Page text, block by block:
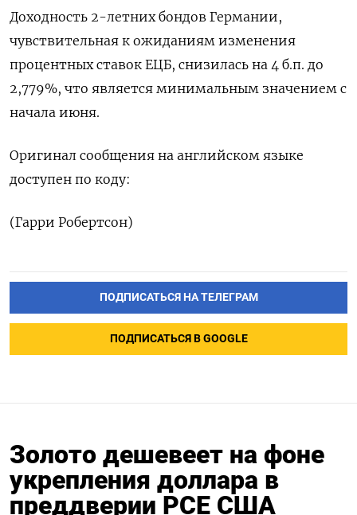
Доходность 2-летних бондов Германии,
чувствительная к ожиданиям изменения
процентных ставок ЕЦБ, снизилась на 4 б.п. до
2,779%, что является минимальным значением с
начала июня.
Оригинал сообщения на английском языке
доступен по коду:
(Гарри Робертсон)
ПОДПИСАТЬСЯ НА ТЕЛЕГРАМ
ПОДПИСАТЬСЯ В GOOGLE
Золото дешевеет на фоне
укрепления доллара в
преддверии PCE США